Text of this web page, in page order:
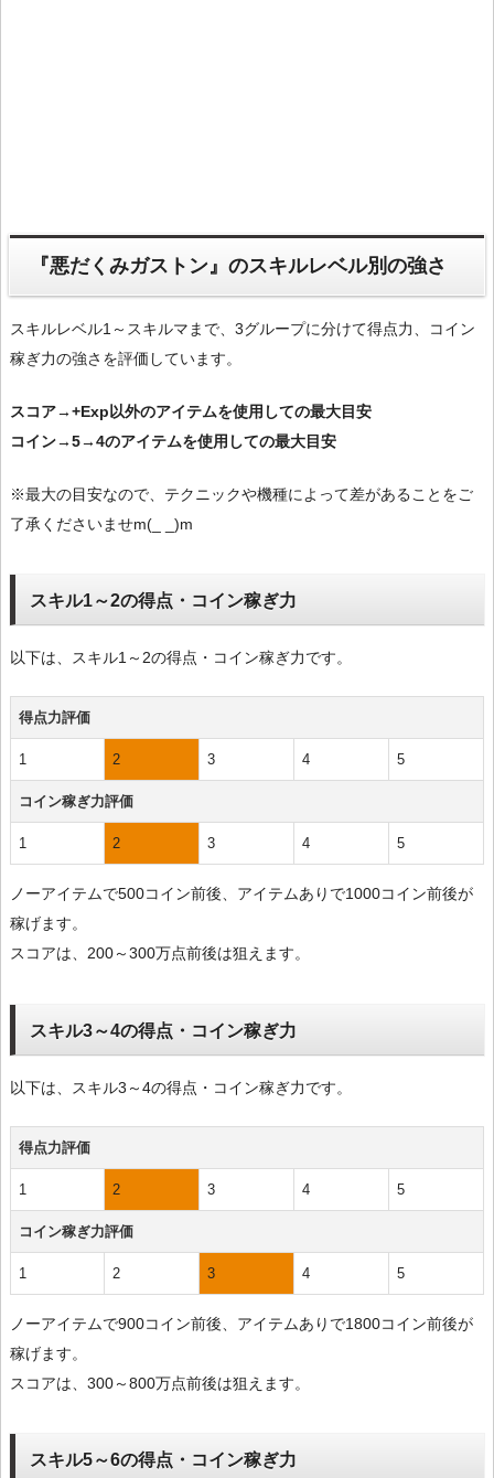
『悪だくみガストン』のスキルレベル別の強さ
スキルレベル1～スキルマまで、3グループに分けて得点力、コイン
稼ぎ力の強さを評価しています。
スコア→+Exp以外のアイテムを使用しての最大目安
コイン→5→4のアイテムを使用しての最大目安
※最大の目安なので、テクニックや機種によって差があることをご
了承くださいませm(_ _)m
スキル1～2の得点・コイン稼ぎ力
以下は、スキル1～2の得点・コイン稼ぎ力です。
得点力評価
1 2 3 4 5
コイン稼ぎ力評価
1 2 3 4 5
ノーアイテムで500コイン前後、アイテムありで1000コイン前後が
稼げます。
スコアは、200～300万点前後は狙えます。
スキル3～4の得点・コイン稼ぎ力
以下は、スキル3～4の得点・コイン稼ぎ力です。
得点力評価
1 2 3 4 5
コイン稼ぎ力評価
1 2 3 4 5
ノーアイテムで900コイン前後、アイテムありで1800コイン前後が
稼げます。
スコアは、300～800万点前後は狙えます。
スキル5～6の得点・コイン稼ぎ力